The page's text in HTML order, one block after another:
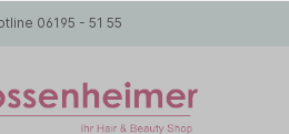
06195 - 51 55